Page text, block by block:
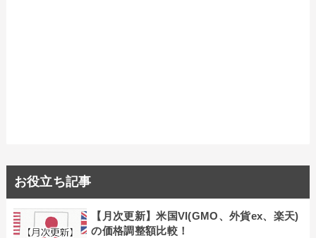
お役立ち記事
【月次更新】米国VI(GMO、外貨ex、楽天)
の価格調整額比較！